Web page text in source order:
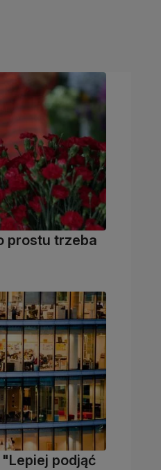
prostu trzeba
podjąć